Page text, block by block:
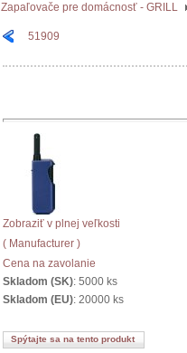
Zapaľovače pre domácnosť - GRILL
51909
Zobraziť v plnej veľkosti
( Manufacturer )
Cena na zavolanie
Skladom (SK): 5000 ks
Skladom (EU): 20000 ks
Spýtajte sa na tento produkt